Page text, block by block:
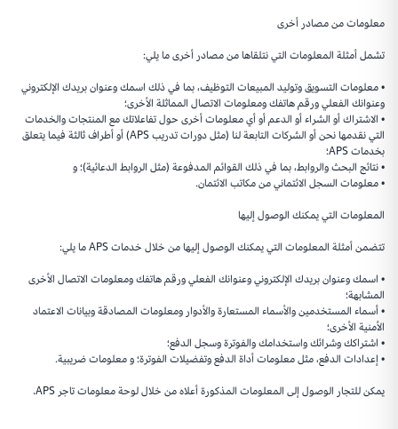
معلومات من مصادر أخرى
تشمل أمثلة المعلومات التي نتلقاها من مصادر أخرى ما يلي:
• معلومات التسويق وتوليد المبيعات التوظيف، بما في ذلك اسمك وعنوان بريدك الإلكتروني
وعنوانك الفعلي ورقم هاتفك ومعلومات الاتصال المماثلة الأخرى؛
• الاشتراك أو الشراء أو الدعم أو أي معلومات أخرى حول تفاعلاتك مع المنتجات والخدمات
التي نقدمها نحن أو الشركات التابعة لنا (مثل دورات تدريب APS) أو أطراف ثالثة فيما يتعلق
بخدمات APS؛
• نتائج البحث والروابط، بما في ذلك القوائم المدفوعة (مثل الروابط الدعائية)؛ و
• معلومات السجل الائتماني من مكاتب الائتمان.
المعلومات التي يمكنك الوصول إليها
تتضمن أمثلة المعلومات التي يمكنك الوصول إليها من خلال خدمات APS ما يلي:
• اسمك وعنوان بريدك الإلكتروني وعنوانك الفعلي ورقم هاتفك ومعلومات الاتصال الأخرى
المشابهة؛
• أسماء المستخدمين والأسماء المستعارة والأدوار ومعلومات المصادقة وبيانات الاعتماد
الأمنية الأخرى؛
• اشتراكك وشرائك واستخدامك والفوترة وسجل الدفع؛
• إعدادات الدفع، مثل معلومات أداة الدفع وتفضيلات الفوترة؛ و معلومات ضريبية.
يمكن للتجار الوصول إلى المعلومات المذكورة أعلاه من خلال لوحة معلومات تاجر APS.